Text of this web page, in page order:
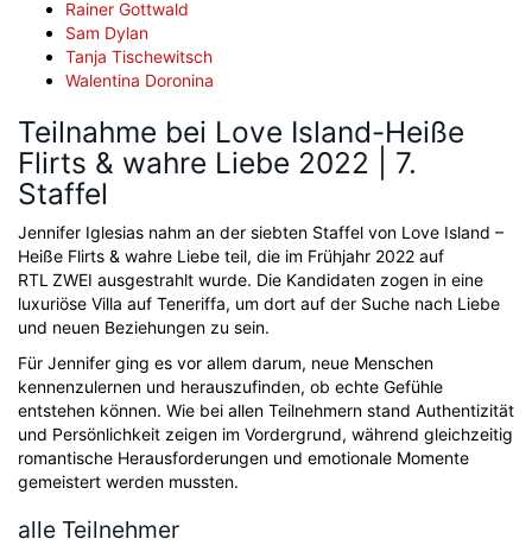
Rainer Gottwald
Sam Dylan
Tanja Tischewitsch
Walentina Doronina
Teilnahme bei Love Island-Heiße
Flirts & wahre Liebe 2022 | 7.
Staffel
Jennifer Iglesias nahm an der siebten Staffel von Love Island –
Heiße Flirts & wahre Liebe teil, die im Frühjahr 2022 auf
RTL ZWEI ausgestrahlt wurde. Die Kandidaten zogen in eine
luxuriöse Villa auf Teneriffa, um dort auf der Suche nach Liebe
und neuen Beziehungen zu sein.
Für Jennifer ging es vor allem darum, neue Menschen
kennenzulernen und herauszufinden, ob echte Gefühle
entstehen können. Wie bei allen Teilnehmern stand Authentizität
und Persönlichkeit zeigen im Vordergrund, während gleichzeitig
romantische Herausforderungen und emotionale Momente
gemeistert werden mussten.
alle Teilnehmer